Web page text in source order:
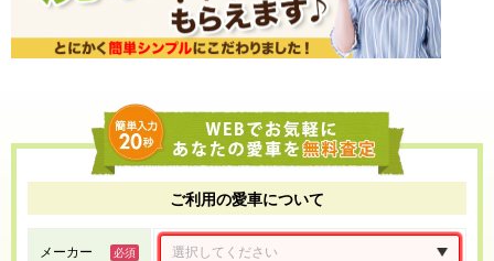
ご利用の愛車について
メーカー